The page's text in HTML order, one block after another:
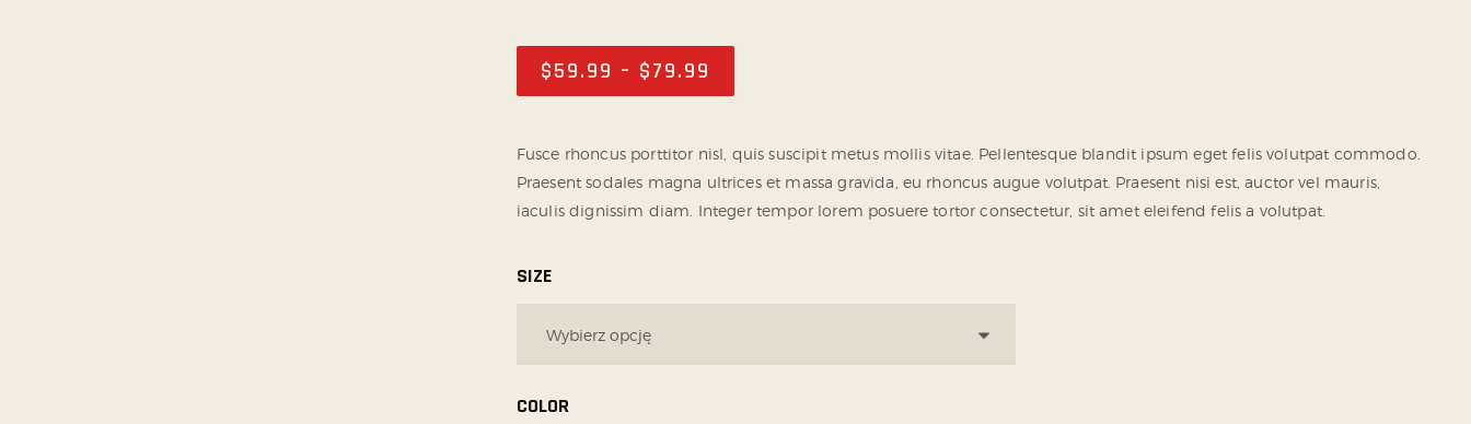
$59.99 – $79.99
Fusce rhoncus porttitor nisl, quis suscipit metus mollis vitae. Pellentesque blandit ipsum eget felis volutpat commodo.
Praesent sodales magna ultrices et massa gravida, eu rhoncus augue volutpat. Praesent nisi est, auctor vel mauris,
iaculis dignissim diam. Integer tempor lorem posuere tortor consectetur, sit amet eleifend felis a volutpat.
SIZE
COLOR